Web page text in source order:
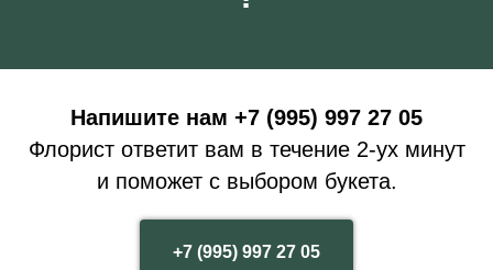
Напишите нам +7 (995) 997 27 05
Флорист ответит вам в течение 2-ух минут
и поможет с выбором букета.
+7 (995) 997 27 05